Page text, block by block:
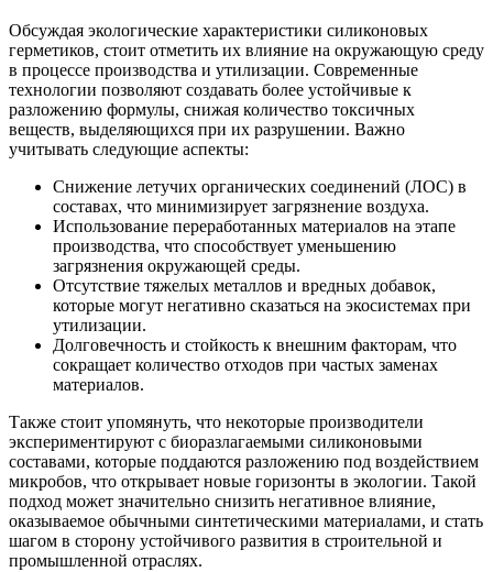
Обсуждая экологические характеристики силиконовых
герметиков, стоит отметить их влияние на окружающую среду
в процессе производства и утилизации. Современные
технологии позволяют создавать более устойчивые к
разложению формулы, снижая количество токсичных
веществ, выделяющихся при их разрушении. Важно
учитывать следующие аспекты:
Снижение летучих органических соединений (ЛОС) в
составах, что минимизирует загрязнение воздуха.
Использование переработанных материалов на этапе
производства, что способствует уменьшению
загрязнения окружающей среды.
Отсутствие тяжелых металлов и вредных добавок,
которые могут негативно сказаться на экосистемах при
утилизации.
Долговечность и стойкость к внешним факторам, что
сокращает количество отходов при частых заменах
материалов.
Также стоит упомянуть, что некоторые производители
экспериментируют с биоразлагаемыми силиконовыми
составами, которые поддаются разложению под воздействием
микробов, что открывает новые горизонты в экологии. Такой
подход может значительно снизить негативное влияние,
оказываемое обычными синтетическими материалами, и стать
шагом в сторону устойчивого развития в строительной и
промышленной отраслях.